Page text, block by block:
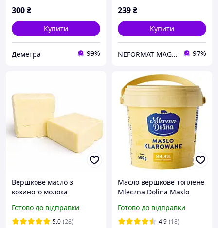
300₴
Купити
Деметра 99%
239₴
Купити
NEFORMAT MAGAZ 97%
Вершкове масло з
козиного молока
Готово до відправки
5.0 (28)
Масло вершкове топлене
Mleczna Dolina Maslo
Польща
Готово до відправки
4.9 (18)